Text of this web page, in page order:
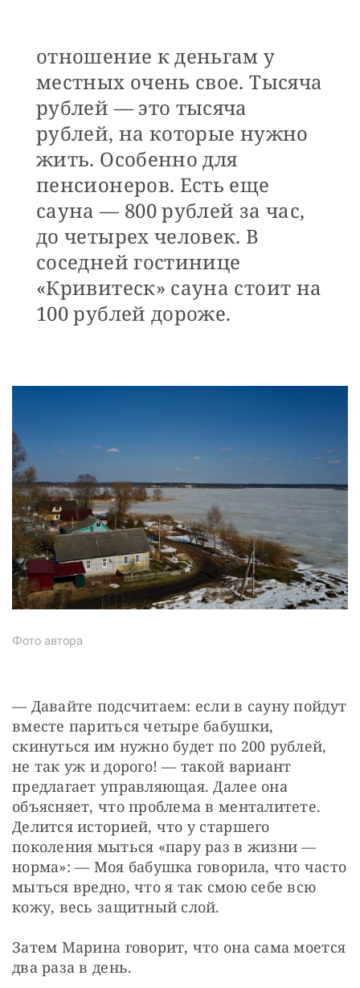
отношение к деньгам у
местных очень свое. Тысяча
рублей — это тысяча
рублей, на которые нужно
жить. Особенно для
пенсионеров. Есть еще
сауна — 800 рублей за час,
до четырех человек. В
соседней гостинице
«Кривитеск» сауна стоит на
100 рублей дороже.
Фото автора
— Давайте подсчитаем: если в сауну пойдут
вместе париться четыре бабушки,
скинуться им нужно будет по 200 рублей,
не так уж и дорого! — такой вариант
предлагает управляющая. Далее она
объясняет, что проблема в менталитете.
Делится историей, что у старшего
поколения мыться «пару раз в жизни —
норма»: — Моя бабушка говорила, что часто
мыться вредно, что я так смою себе всю
кожу, весь защитный слой.
Затем Марина говорит, что она сама моется
два раза в день.